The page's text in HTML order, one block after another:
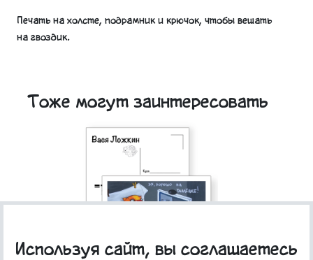
Печать на холсте, подрамник и крючок, чтобы вешать
на гвоздик.
Тоже могут заинтересовать
Используя сайт, вы соглашаетесь